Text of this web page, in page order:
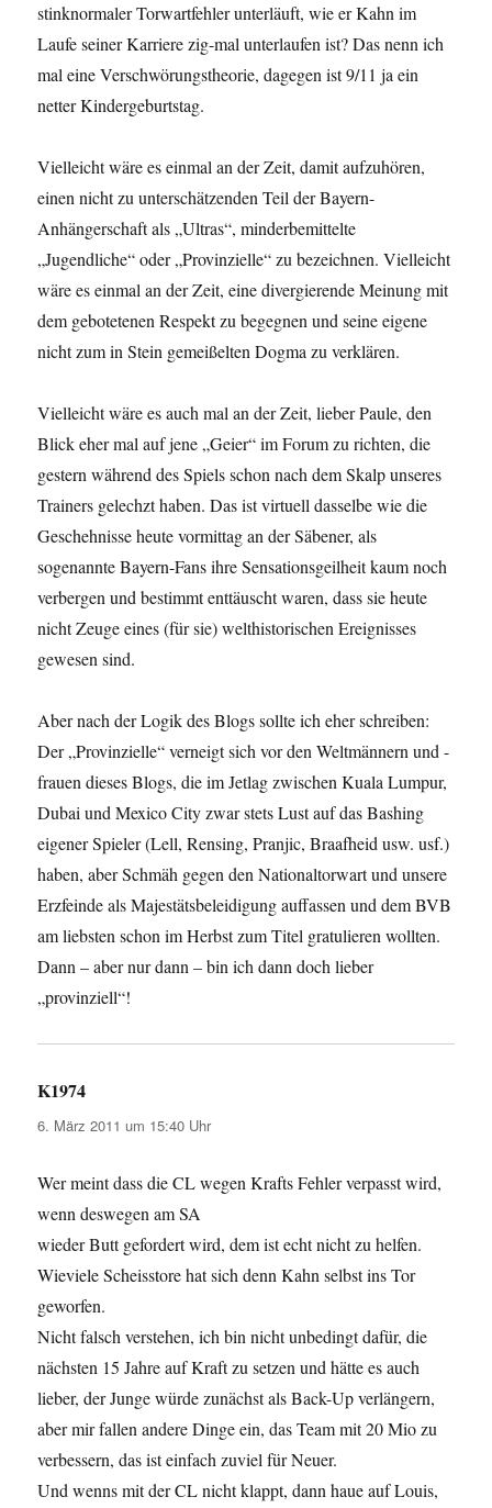
stinknormaler Torwartfehler unterläuft, wie er Kahn im
Laufe seiner Karriere zig-mal unterlaufen ist? Das nenn ich
mal eine Verschwörungstheorie, dagegen ist 9/11 ja ein
netter Kindergeburtstag.
Vielleicht wäre es einmal an der Zeit, damit aufzuhören,
einen nicht zu unterschätzenden Teil der Bayern-
Anhängerschaft als „Ultras“, minderbemittelte
„Jugendliche“ oder „Provinzielle“ zu bezeichnen. Vielleicht
wäre es einmal an der Zeit, eine divergierende Meinung mit
dem gebotetenen Respekt zu begegnen und seine eigene
nicht zum in Stein gemeißelten Dogma zu verklären.
Vielleicht wäre es auch mal an der Zeit, lieber Paule, den
Blick eher mal auf jene „Geier“ im Forum zu richten, die
gestern während des Spiels schon nach dem Skalp unseres
Trainers gelechzt haben. Das ist virtuell dasselbe wie die
Geschehnisse heute vormittag an der Säbener, als
sogenannte Bayern-Fans ihre Sensationsgeilheit kaum noch
verbergen und bestimmt enttäuscht waren, dass sie heute
nicht Zeuge eines (für sie) welthistorischen Ereignisses
gewesen sind.
Aber nach der Logik des Blogs sollte ich eher schreiben:
Der „Provinzielle“ verneigt sich vor den Weltmännern und -
frauen dieses Blogs, die im Jetlag zwischen Kuala Lumpur,
Dubai und Mexico City zwar stets Lust auf das Bashing
eigener Spieler (Lell, Rensing, Pranjic, Braafheid usw. usf.)
haben, aber Schmäh gegen den Nationaltorwart und unsere
Erzfeinde als Majestätsbeleidigung auffassen und dem BVB
am liebsten schon im Herbst zum Titel gratulieren wollten.
Dann – aber nur dann – bin ich dann doch lieber
„provinziell“!
K1974
6. März 2011 um 15:40 Uhr
Wer meint dass die CL wegen Krafts Fehler verpasst wird,
wenn deswegen am SA
wieder Butt gefordert wird, dem ist echt nicht zu helfen.
Wieviele Scheisstore hat sich denn Kahn selbst ins Tor
geworfen.
Nicht falsch verstehen, ich bin nicht unbedingt dafür, die
nächsten 15 Jahre auf Kraft zu setzen und hätte es auch
lieber, der Junge würde zunächst als Back-Up verlängern,
aber mir fallen andere Dinge ein, das Team mit 20 Mio zu
verbessern, das ist einfach zuviel für Neuer.
Und wenns mit der CL nicht klappt, dann haue auf Louis,